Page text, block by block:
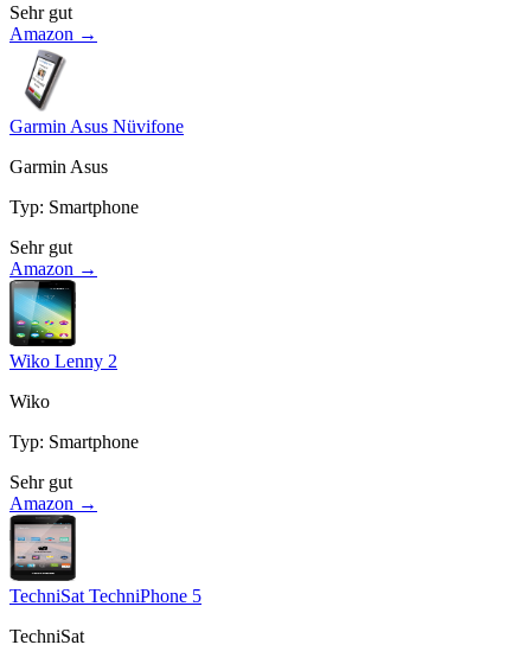
Sehr gut
Amazon →
Garmin Asus Nüvifone
Garmin Asus
Typ: Smartphone
Sehr gut
Amazon →
Wiko Lenny 2
Wiko
Typ: Smartphone
Sehr gut
Amazon →
TechniSat TechniPhone 5
TechniSat